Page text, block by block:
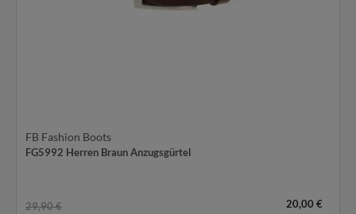
FB Fashion Boots
FG5992 Herren Braun Anzugsgürtel
29,90 € 20,00 €